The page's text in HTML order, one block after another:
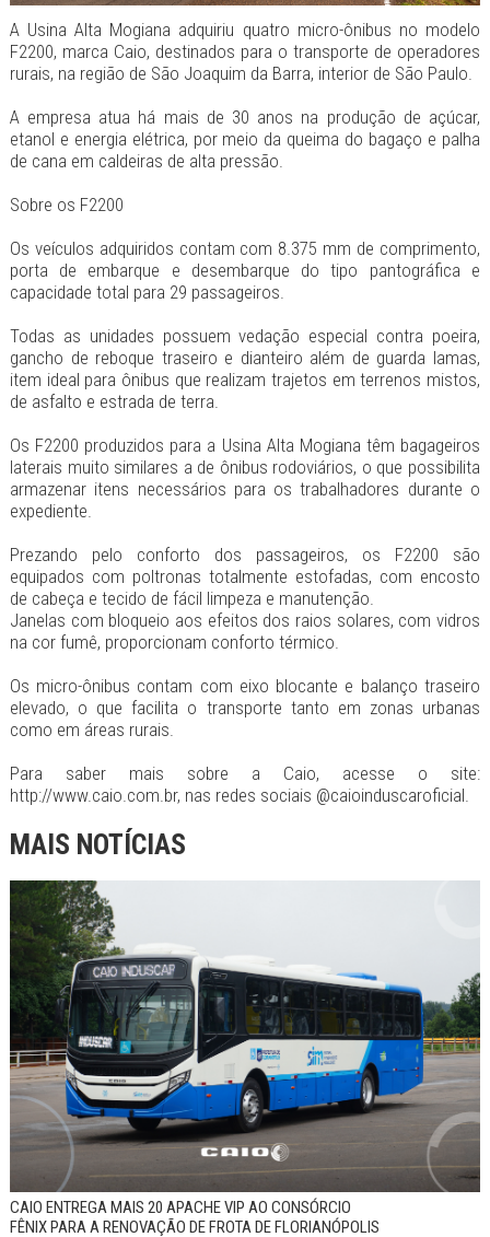
A Usina Alta Mogiana adquiriu quatro micro-ônibus no modelo
F2200, marca Caio, destinados para o transporte de operadores
rurais, na região de São Joaquim da Barra, interior de São Paulo.
A empresa atua há mais de 30 anos na produção de açúcar,
etanol e energia elétrica, por meio da queima do bagaço e palha
de cana em caldeiras de alta pressão.
Sobre os F2200
Os veículos adquiridos contam com 8.375 mm de comprimento,
porta de embarque e desembarque do tipo pantográfica e
capacidade total para 29 passageiros.
Todas as unidades possuem vedação especial contra poeira,
gancho de reboque traseiro e dianteiro além de guarda lamas,
item ideal para ônibus que realizam trajetos em terrenos mistos,
de asfalto e estrada de terra.
Os F2200 produzidos para a Usina Alta Mogiana têm bagageiros
laterais muito similares a de ônibus rodoviários, o que possibilita
armazenar itens necessários para os trabalhadores durante o
expediente.
Prezando pelo conforto dos passageiros, os F2200 são
equipados com poltronas totalmente estofadas, com encosto
de cabeça e tecido de fácil limpeza e manutenção.
Janelas com bloqueio aos efeitos dos raios solares, com vidros
na cor fumê, proporcionam conforto térmico.
Os micro-ônibus contam com eixo blocante e balanço traseiro
elevado, o que facilita o transporte tanto em zonas urbanas
como em áreas rurais.
Para saber mais sobre a Caio, acesse o site:
http://www.caio.com.br, nas redes sociais @caioinduscaroficial.
MAIS NOTÍCIAS
CAIO ENTREGA MAIS 20 APACHE VIP AO CONSÓRCIO
FÊNIX PARA A RENOVAÇÃO DE FROTA DE FLORIANÓPOLIS